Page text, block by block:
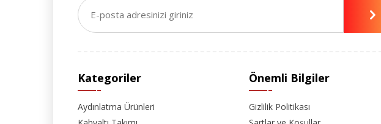
Kategoriler
Aydınlatma Ürünleri
Önemli Bilgiler
Gizlilik Politikası